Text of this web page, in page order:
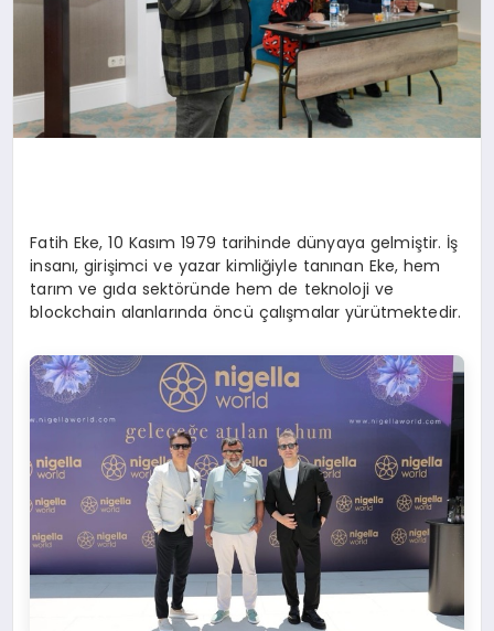
Fatih Eke, 10 Kasım 1979 tarihinde dünyaya gelmiştir. İş
insanı, girişimci ve yazar kimliğiyle tanınan Eke, hem
tarım ve gıda sektöründe hem de teknoloji ve
blockchain alanlarında öncü çalışmalar yürütmektedir.